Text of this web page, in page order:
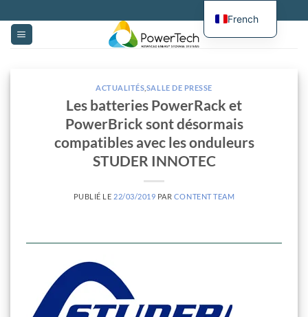
au
contenu
ACTUALITÉS SALLE DE PRESSE
Les batteries PowerRack et
PowerBrick sont désormais
compatibles avec les onduleurs
STUDER INNOTEC
PUBLIÉ LE 22/03/2019 PAR CONTENT TEAM
French